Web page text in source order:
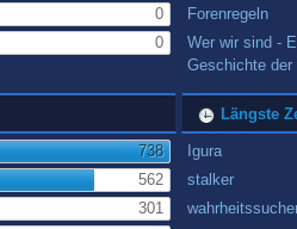
0
0
Forenregeln
Wer wir sind -
Geschichte
738
562
301
Längste
Igura
stalker